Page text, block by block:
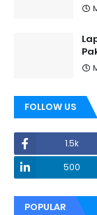
FOLLOW US
1.5k
500
POPULAR